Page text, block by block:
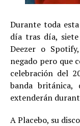
Durante toda
día tras día,
Deezer o
negado pero que
celebración del
banda
extenderán
A Placebo, su